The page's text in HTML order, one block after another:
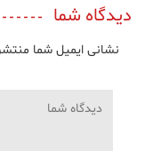
دیدگاه شما
نشانی ایمیل شما